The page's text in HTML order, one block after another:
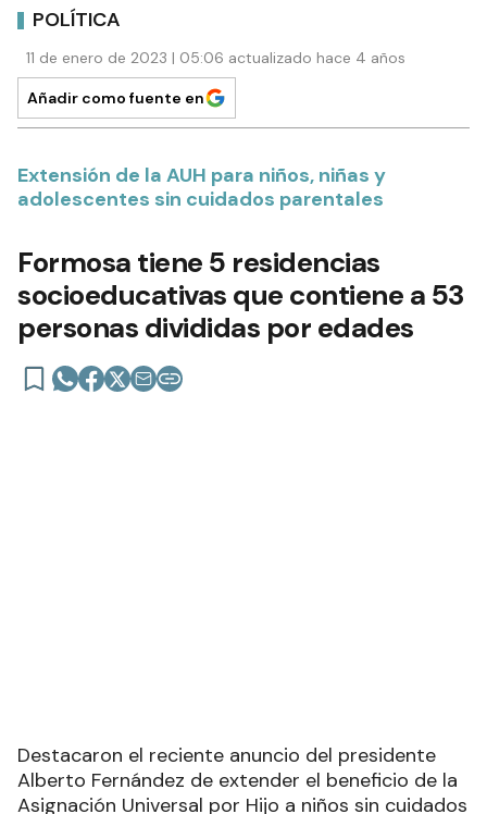
POLÍTICA
11 de enero de 2023 | 05:06 actualizado hace 4 años
Añadir como fuente en
Extensión de la AUH para niños, niñas y
adolescentes sin cuidados parentales
Formosa tiene 5 residencias
socioeducativas que contiene a 53
personas divididas por edades
Destacaron el reciente anuncio del presidente
Alberto Fernández de extender el beneficio de la
Asignación Universal por Hijo a niños sin cuidados